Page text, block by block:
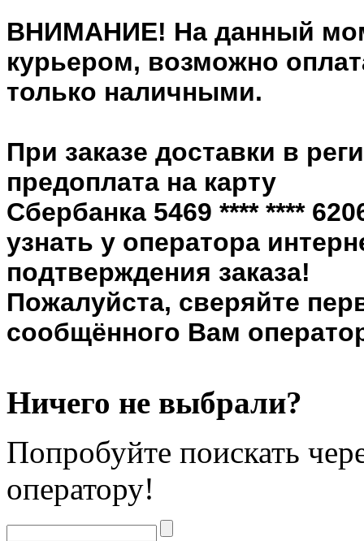
ВНИМАНИЕ! На данный
курьером, возможно
только наличными.
При заказе доставки в
предоплата на карту
Сбербанка 5469 **** ****
узнать у оператора
подтверждения заказа!
Пожалуйста, сверяйте
сообщённого Вам
Ничего не выбрали?
Попробуйте поискать
оператору!